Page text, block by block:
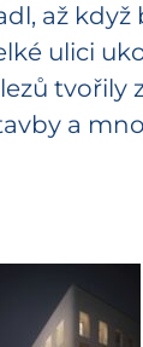
až
ulici
tvořily
a